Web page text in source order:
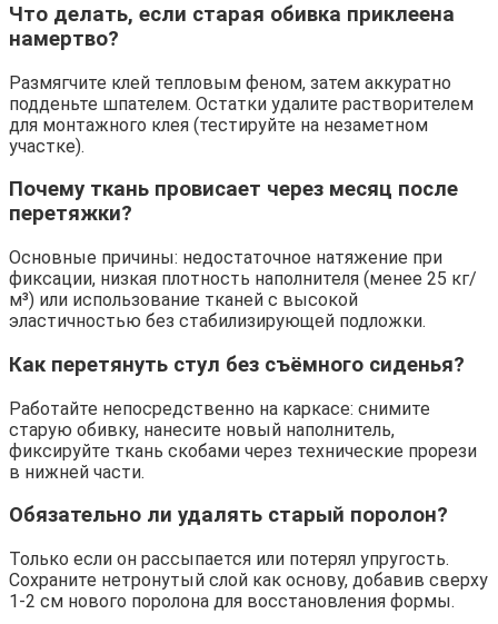
Что делать, если старая обивка приклеена
намертво?
Размягчите клей тепловым феном, затем аккуратно
подденьте шпателем. Остатки удалите растворителем
для монтажного клея (тестируйте на незаметном
участке).
Почему ткань провисает через месяц после
перетяжки?
Основные причины: недостаточное натяжение при
фиксации, низкая плотность наполнителя (менее 25 кг/
м³) или использование тканей с высокой
эластичностью без стабилизирующей подложки.
Как перетянуть стул без съёмного сиденья?
Работайте непосредственно на каркасе: снимите
старую обивку, нанесите новый наполнитель,
фиксируйте ткань скобами через технические прорези
в нижней части.
Обязательно ли удалять старый поролон?
Только если он рассыпается или потерял упругость.
Сохраните нетронутый слой как основу, добавив сверху
1-2 см нового поролона для восстановления формы.